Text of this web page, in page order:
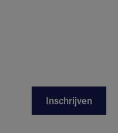
Inschrijven